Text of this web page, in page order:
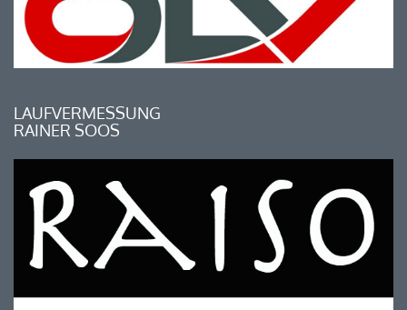
LAUFVERMESSUNG
RAINER SOOS